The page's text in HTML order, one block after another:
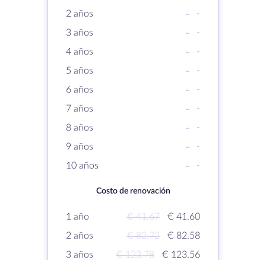
2 años
-
-
3 años
-
-
4 años
-
-
5 años
-
-
6 años
-
-
7 años
-
-
8 años
-
-
9 años
-
-
10 años
- -
Costo de renovación
1 año € 41.67
€ 41.60
2 años
€ 82.72
€ 82.58
3 años
€ 123.78
€ 123.56